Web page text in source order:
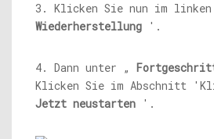
3. Klicken Sie nun im
Wiederherstellung '.
4. Dann unter „
Klicken Sie im Abschnitt
Jetzt neustarten '.